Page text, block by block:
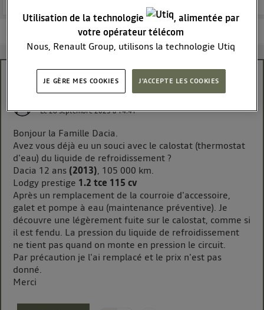
Les questions de la communauté Les articles
Calostat - Fuite liquide de refroidissement
Le28 septembre 2025à14:41
Bonjour la Famille Dacia.
Avez vous déjà eu un souci avec le calostat (thermostat
d'eau) du liquide de refroidissement ?
Dacia 12 ans (2013), 105 000 km.
Lodgy prestige 1.2 tce 115 cv
Après un remplacement de la courroie d'accessoire,
galet et pompe à eau (maintenance préventive). Je
découvre une légèrement fuite sur le calostat, comme si
il est fendu. La pression du liquide de refroidissement
ne tient pas quand on monte en pression le circuit.
Par précaution je l'ai remplacé et le prix n'est pas
donné.
Merci
Utilisation de la technologie
, alimentée par
votre opérateur télécom
Nous, Renault Group, utilisons la technologie Utiq
cette notice de consentement) et liées à votre
télécom participant et que vous consentez sur
chaque site).
La technologie Utiq a été conçue pour la protection
de vos données personnelles en vous offrant choix et
contrôle.
Elle utilise un identifiant créé par votre opérateur
télécom basé sur votre adresse IP et une référence
de votre contrat internet (ex : votre numéro de
téléphone).
L'identifiant est associé à votre connexion internet.
Ainsi, toutes les personnes utilisant la même
connexion et ayant consenties se verront attribuer le
JE GÈRE MES COOKIES J'ACCEPTE LES COOKIES